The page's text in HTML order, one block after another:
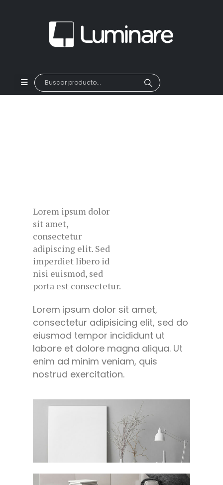
Lorem ipsum dolor
sit amet,
consectetur
adipiscing elit. Sed
imperdiet libero id
nisi euismod, sed
porta est consectetur.
Lorem ipsum dolor sit amet,
consectetur adipisicing elit, sed do
eiusmod tempor incididunt ut
labore et dolore magna aliqua. Ut
enim ad minim veniam, quis
nostrud exercitation.